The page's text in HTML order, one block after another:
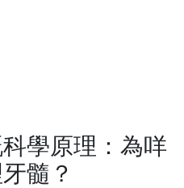
學原理：為咩
髓？